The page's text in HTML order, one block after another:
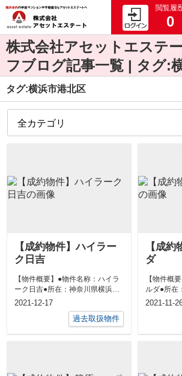
閲覧履
0
株式会社アセットエステ
フブログ記事一覧 | タグ:
タグ:横浜市港北区
【成約物件】ハイラー
ク日吉
【物件概要】●物件名称：ハイラ
ーク日吉●所在：神奈川県横浜市
港北区箕輪町２丁目18-9●交通：
2021-12-17
過去取扱物件
【成
ダ
【物件概
ルダ●所在
区日吉本
2021-11-